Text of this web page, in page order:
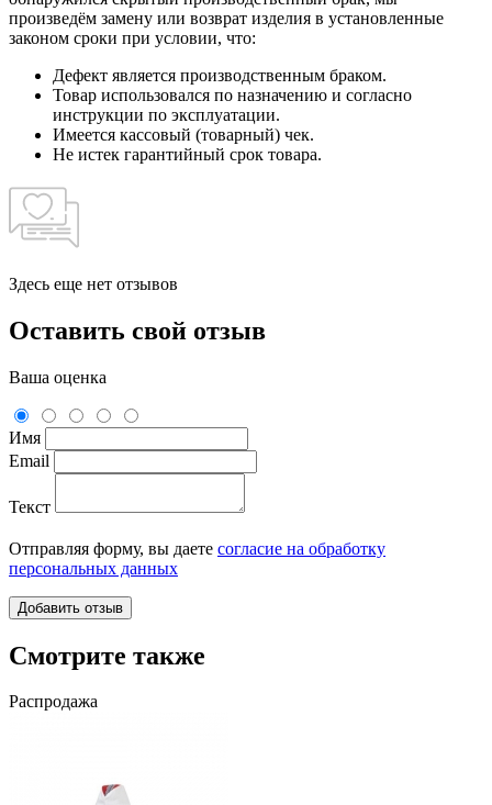
произведём замену или возврат изделия в установленные
законом сроки при условии, что:
Дефект является производственным браком.
Товар использовался по назначению и согласно
инструкции по эксплуатации.
Имеется кассовый (товарный) чек.
Не истек гарантийный срок товара.
Здесь еще нет отзывов
Оставить свой отзыв
Ваша оценка
Имя
Email
Текст
Отправляя форму, вы даете согласие на обработку
персональных данных
Смотрите также
Распродажа